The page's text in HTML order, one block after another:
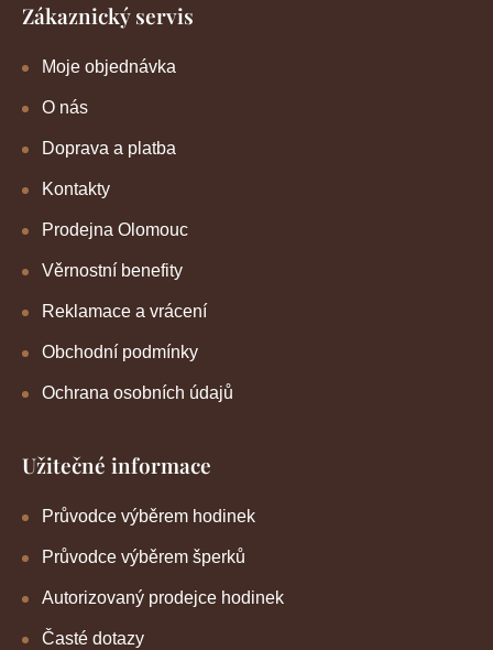
Zákaznický servis
Moje objednávka
O nás
Doprava a platba
Kontakty
Prodejna Olomouc
Věrnostní benefity
Reklamace a vrácení
Obchodní podmínky
Ochrana osobních údajů
Užitečné informace
Průvodce výběrem hodinek
Průvodce výběrem šperků
Autorizovaný prodejce hodinek
Časté dotazy